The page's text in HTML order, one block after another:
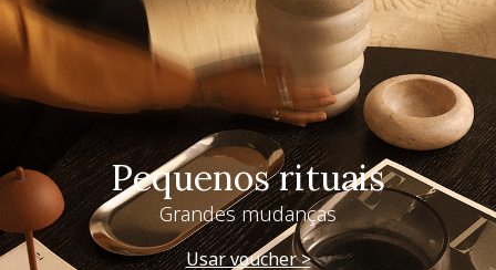
Pequenos rituais
Grandes mudanças
Usar voucher >